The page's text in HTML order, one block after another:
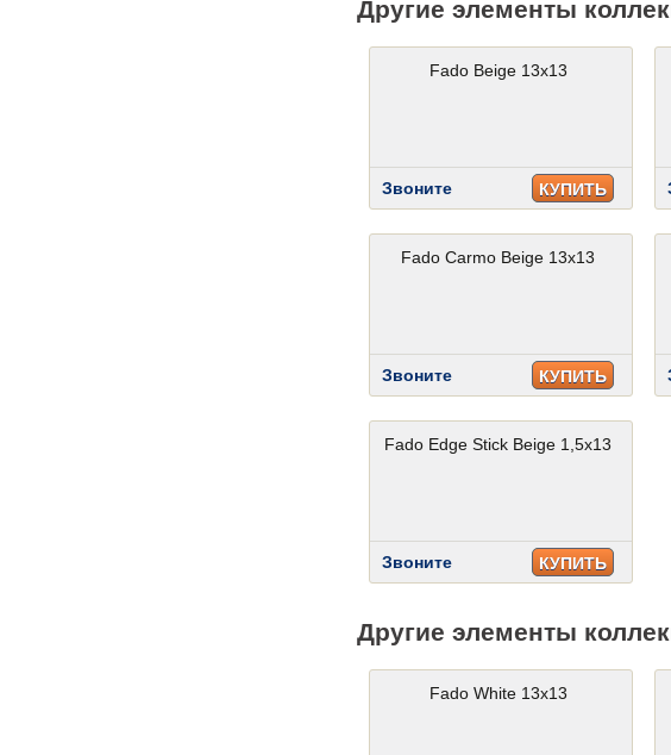
Другие элементы
Fado Beige 13x13
Звоните КУПИТЬ
Fado Carmo Beige 13x13
Звоните КУПИТЬ
Fado Edge Stick Beige 1,5x13
Звоните КУПИТЬ
Другие элементы
Fado White 13x13